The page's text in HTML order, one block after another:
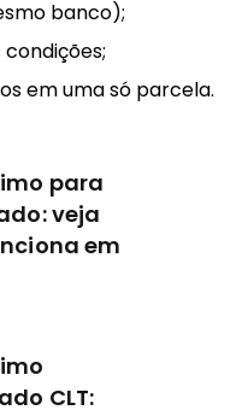
banco);
em uma só parcela.
para
veja
em
CLT: